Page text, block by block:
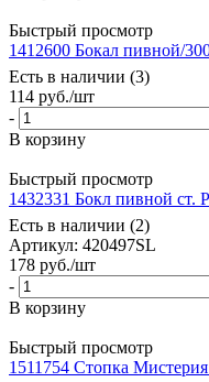
Быстрый просмотр
1412600 Бокал пивной/
Есть в наличии (3)
114 руб./шт
-
В корзину
Быстрый просмотр
1432331 Бокл пивной ст.
Есть в наличии (2)
Артикул: 420497SL
178 руб./шт
-
В корзину
Быстрый просмотр
1511754 Стопка